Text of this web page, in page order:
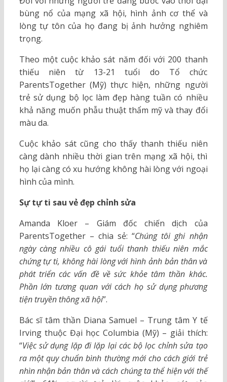
bùng nổ của mạng xã hội, hình ảnh cơ thể và
lòng tự tôn của họ đang bị ảnh hưởng nghiêm
trọng.
Theo một cuộc khảo sát năm đối với 200 thanh
thiếu niên từ 13-21 tuổi do Tổ chức
ParentsTogether (Mỹ) thực hiện, những người
trẻ sử dụng bộ lọc làm đẹp hàng tuần có nhiều
khả năng muốn phẫu thuật thẩm mỹ và thay đổi
màu da.
Cuộc khảo sát cũng cho thấy thanh thiếu niên
càng dành nhiều thời gian trên mạng xã hội, thì
họ lại càng có xu hướng không hài lòng với ngoại
hình của mình.
Sự tự ti sau vẻ đẹp chỉnh sửa
Amanda Kloer – Giám đốc chiến dịch của
ParentsTogether – chia sẻ: “Chúng tôi ghi nhận
ngày càng nhiều cô gái tuổi thanh thiếu niên mắc
chứng tự ti, không hài lòng với hình ảnh bản thân và
phát triển các vấn đề về sức khỏe tâm thần khác.
Phần lớn tương quan với cách họ sử dụng phương
tiện truyền thông xã hội”.
Bác sĩ tâm thần Diana Samuel – Trung tâm Y tế
Irving thuộc Đại học Columbia (Mỹ) – giải thích:
“Việc sử dụng lặp đi lặp lại các bộ lọc chỉnh sửa tạo
ra một quy chuẩn bình thường mới cho cách giới trẻ
nhìn nhận bản thân và cách chúng ta thể hiện với thế